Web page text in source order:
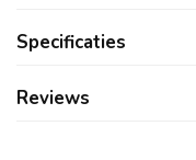
Specificaties
Reviews